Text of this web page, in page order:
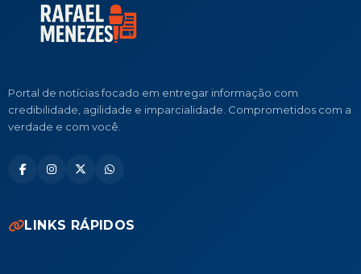
Portal de notícias focado em entregar informação com
credibilidade, agilidade e imparcialidade. Comprometidos com a
verdade e com você.
LINKS RÁPIDOS